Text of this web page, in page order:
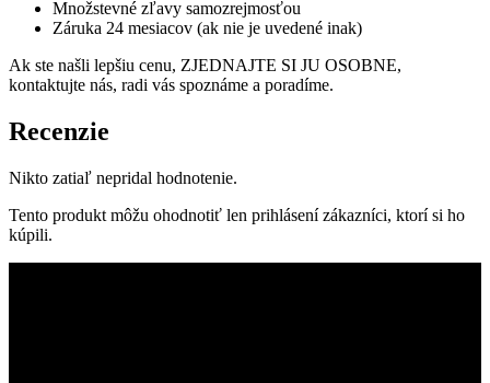
Množstevné zľavy samozrejmosťou
Záruka 24 mesiacov (ak nie je uvedené inak)
Ak ste našli lepšiu cenu, ZJEDNAJTE SI JU OSOBNE,
kontaktujte nás, radi vás spoznáme a poradíme.
Recenzie
Nikto zatiaľ nepridal hodnotenie.
Tento produkt môžu ohodnotiť len prihlásení zákazníci, ktorí si ho
kúpili.